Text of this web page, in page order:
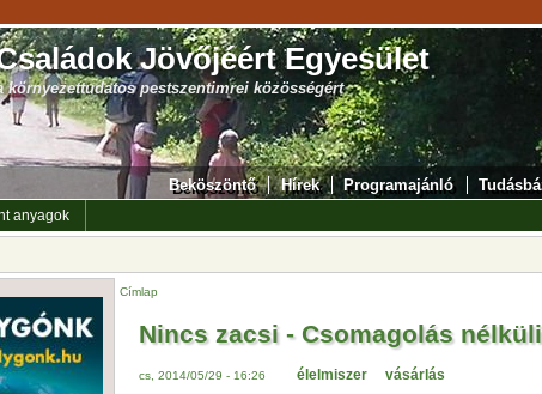
Jövőjéért Egyesület
környezettudatos pestszentimrei közösségért
Beköszöntő Hírek Programajánló
anyagok
Címlap
Nincs zacsi - Csomagolás
cs, 2014/05/29 - 16:26 élelmiszer vásárlás